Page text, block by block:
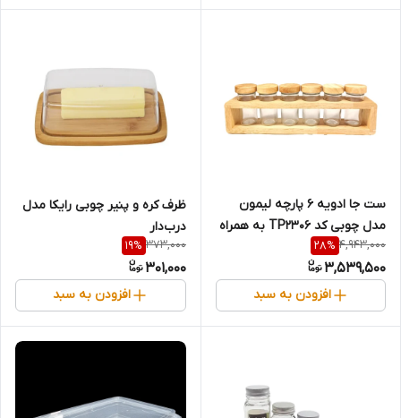
ست جا ادویه 6 پارچه لیمون
مدل چوبی کد TP2306 به همراه
استند
4,943,000
28%
3,539,500
افزودن به سبد
ظرف کره و پنیر چوبی رایکا مدل
درب‌دار
373,000
19%
301,000
افزودن به سبد